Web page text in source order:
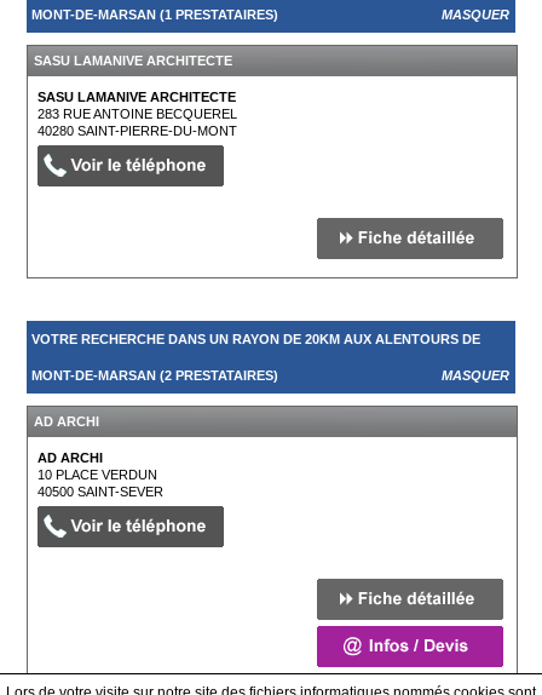
MONT-DE-MARSAN (1 PRESTATAIRES) MASQUER
SASU LAMANIVE ARCHITECTE
SASU LAMANIVE ARCHITECTE
283 RUE ANTOINE BECQUEREL
40280SAINT-PIERRE-DU-MONT
VOTRE RECHERCHE DANS UN RAYON DE 20KM AUX ALENTOURS DE
MONT-DE-MARSAN (2 PRESTATAIRES) MASQUER
AD ARCHI
AD ARCHI
10 PLACE VERDUN
40500SAINT-SEVER